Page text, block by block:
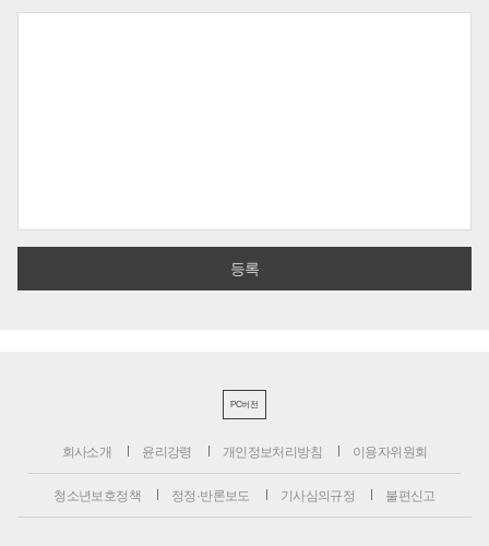
PC버전
회사소개 윤리강령 개인정보처리방침 이용자위원회
청소년보호정책 정정·반론보도 기사심의규정 불편신고